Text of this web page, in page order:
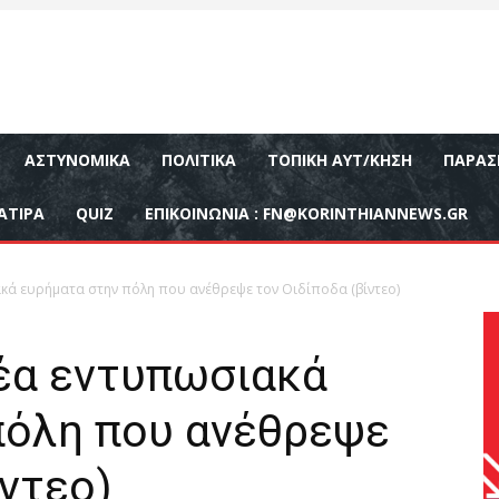
ΑΣΤΥΝΟΜΙΚΆ ΠΟΛΙΤΙΚΆ ΤΟΠΙΚΉ ΑΥΤ/ΚΗΣΗ
QUIZ ΕΠΙΚΟΙΝΩΝΊΑ : FN@KORINTHIANNEWS.GR
ευρήματα στην πόλη που ανέθρεψε τον Οιδίποδα (βίντεο)
εντυπωσιακά
που ανέθρεψε